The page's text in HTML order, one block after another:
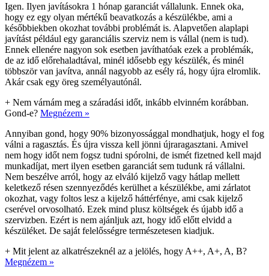
Igen. Ilyen javításokra 1 hónap garanciát vállalunk. Ennek oka,
hogy ez egy olyan mértékű beavatkozás a készülékbe, ami a
későbbiekben okozhat további problémát is. Alapvetően alaplapi
javítást például egy garanciális szerviz nem is vállal (nem is tud).
Ennek ellenére nagyon sok esetben javíthatóak ezek a problémák,
de az idő előrehaladtával, minél idősebb egy készülék, és minél
többször van javítva, annál nagyobb az esély rá, hogy újra elromlik.
Akár csak egy öreg személyautónál.
+ Nem várnám meg a száradási időt, inkább elvinném korábban.
Gond-e? Megnézem »
Annyiban gond, hogy 90% bizonyossággal mondhatjuk, hogy el fog
válni a ragasztás. És újra vissza kell jönni újraragasztani. Amivel
nem hogy időt nem fogsz tudni spórolni, de ismét fizetned kell majd
munkadíjat, mert ilyen esetben garanciát sem tudunk rá vállalni.
Nem beszélve arról, hogy az elváló kijelző vagy hátlap mellett
keletkező résen szennyeződés kerülhet a készülékbe, ami zárlatot
okozhat, vagy foltos lesz a kijelző háttérfénye, ami csak kijelző
cserével orvosolható. Ezek mind plusz költségek és újabb idő a
szervizben. Ezért is nem ajánljuk azt, hogy idő előtt elvidd a
készüléket. De saját felelősségre természetesen kiadjuk.
+ Mit jelent az alkatrészeknél az a jelölés, hogy A++, A+, A, B?
Megnézem »